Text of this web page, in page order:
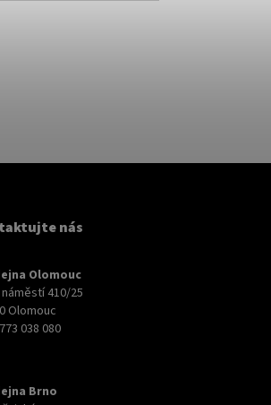
nás
Olomouc
410/25
Olomouc
038 080
Brno